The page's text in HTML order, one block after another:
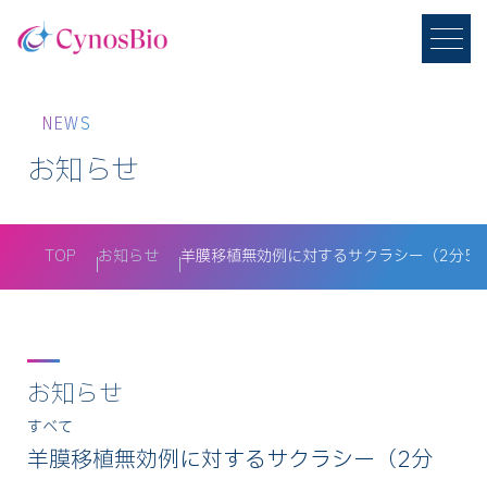
NEWS
お知らせ
TOP お知らせ 羊膜移植無効例に対するサクラシー（2分
お知らせ
羊膜移植無効例に対するサクラシー（2分